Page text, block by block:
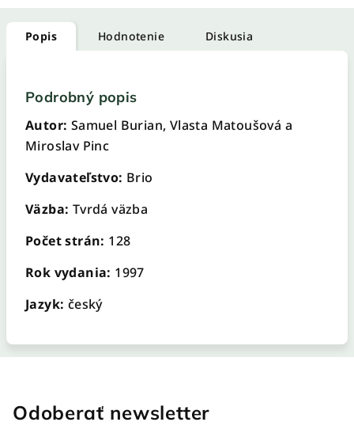
Popis Hodnotenie Diskusia
Podrobný popis
Autor: Samuel Burian, Vlasta Matoušová a
Miroslav Pinc
Vydavateľstvo: Brio
Väzba: Tvrdá väzba
Počet strán: 128
Rok vydania: 1997
Jazyk: český
Odoberať newsletter